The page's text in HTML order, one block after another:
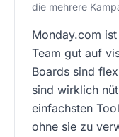
die mehrere
Monday.com
Team gut auf
Boards sind
sind wirklich
einfachsten
ohne sie zu